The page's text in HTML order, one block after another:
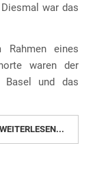
war das
eines
waren der
Basel und das
WEITERLESEN...